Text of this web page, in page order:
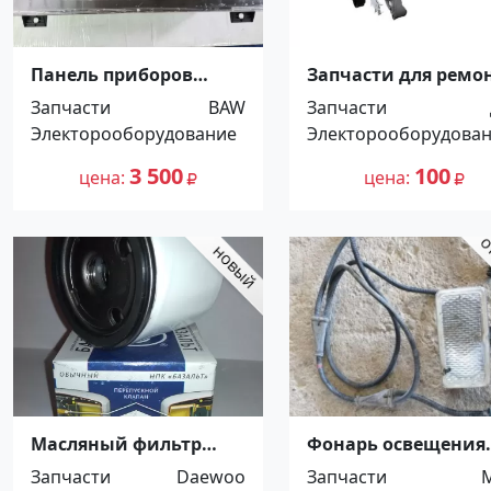
Панель приборов
(комбинация
приборов) BAW 1044 Е 3
12v Краснодар
Запчасти
BAW
Электорооборудование
цена 3 500
Запчасти для
стартера
Краснодар
Запчасти
цена 100
Масляный фильтр
Базальт БМ1208/18
DAEWOO Краснодар
Запчасти
Daewoo
Фонарь освещения
задней площадки
MAN TGA
Запчасти